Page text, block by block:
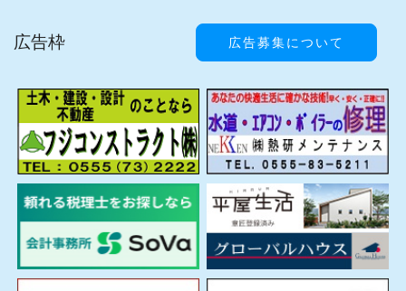
広告枠 広告募集について